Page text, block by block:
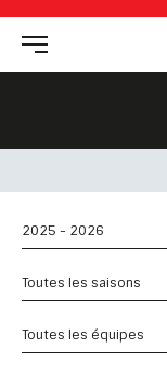
2025 - 2026
Toutes les saisons
Toutes les équipes